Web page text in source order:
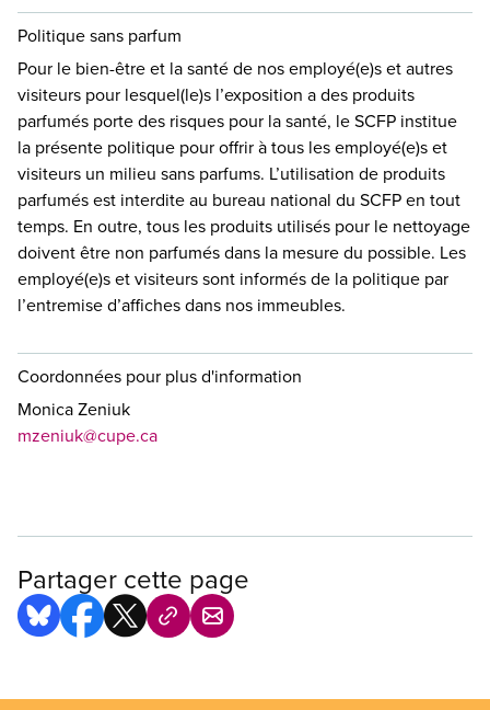
Politique sans parfum
Pour le bien-être et la santé de nos employé(e)s et autres
visiteurs pour lesquel(le)s l’exposition a des produits
parfumés porte des risques pour la santé, le SCFP institue
la présente politique pour offrir à tous les employé(e)s et
visiteurs un milieu sans parfums. L’utilisation de produits
parfumés est interdite au bureau national du SCFP en tout
temps. En outre, tous les produits utilisés pour le nettoyage
doivent être non parfumés dans la mesure du possible. Les
employé(e)s et visiteurs sont informés de la politique par
l’entremise d’affiches dans nos immeubles.
Coordonnées pour plus d'information
Monica Zeniuk
mzeniuk@cupe.ca
Partager cette page